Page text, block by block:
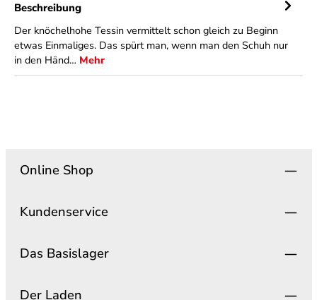
Beschreibung
Der knöchelhohe Tessin vermittelt schon gleich zu Beginn
etwas Einmaliges. Das spürt man, wenn man den Schuh nur
in den Händ… Mehr
Online Shop
Kundenservice
Das Basislager
Der Laden